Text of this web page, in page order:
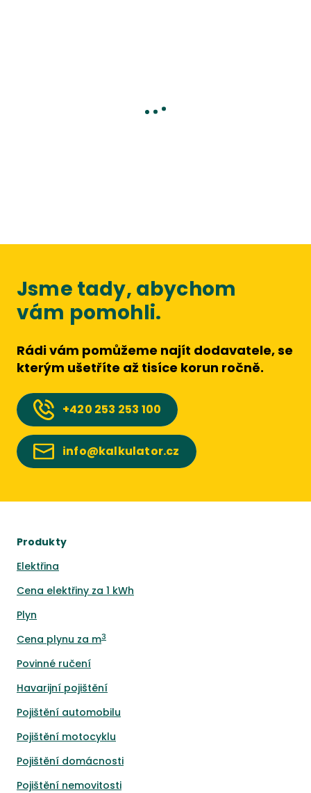
Jsme tady, abychom
vám pomohli.
Rádi vám pomůžeme najít dodavatele, se
kterým ušetříte až tisíce korun ročně.
+420 253 253 100
info@kalkulator.cz
Produkty
Elektřina
Cena elektřiny za 1 kWh
Plyn
Cena plynu za m3
Povinné ručení
Havarijní pojištění
Pojištění automobilu
Pojištění motocyklu
Pojištění domácnosti
Pojištění nemovitosti